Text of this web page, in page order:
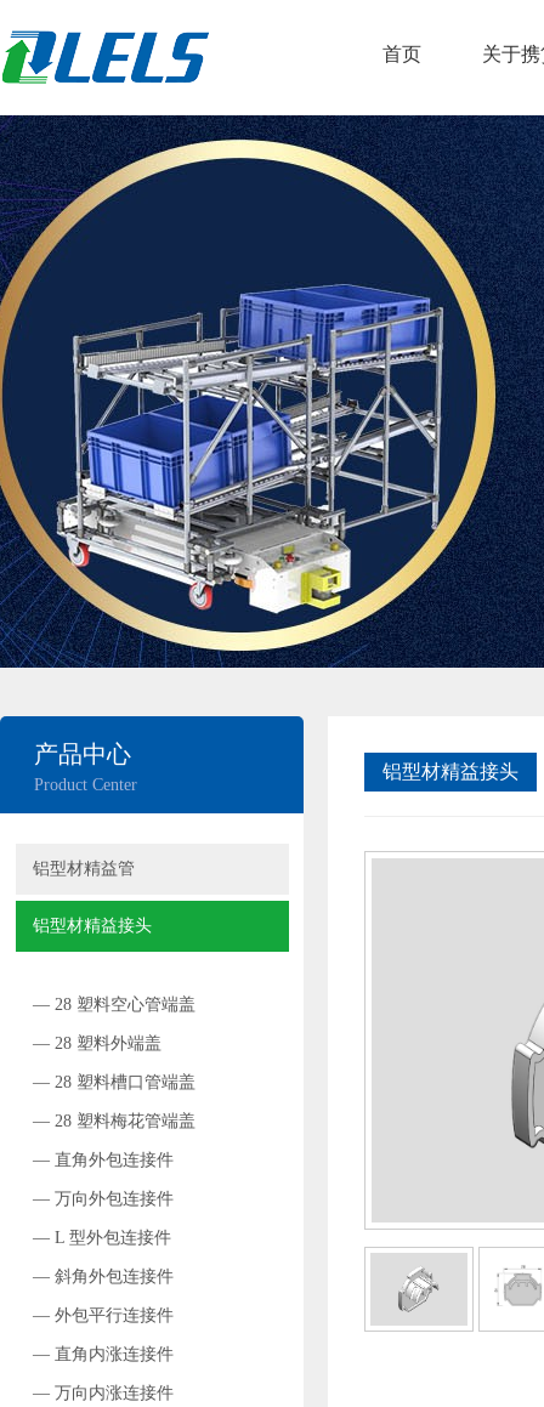
首页 关于携
公司简
荣誉资
服务客
产品中心
Product Center
铝型材精益管
铝型材精益接头
— 28 塑料空心管端盖
— 28 塑料外端盖
— 28 塑料槽口管端盖
— 28 塑料梅花管端盖
— 直角外包连接件
— 万向外包连接件
— L 型外包连接件
— 斜角外包连接件
— 外包平行连接件
— 直角内涨连接件
— 万向内涨连接件
铝型材精益接头